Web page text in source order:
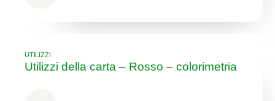
UTILIZZI
Utilizzi della carta – Rosso – colorimetria